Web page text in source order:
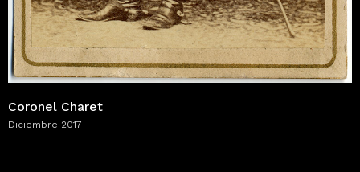
Coronel Charet
Diciembre 2017